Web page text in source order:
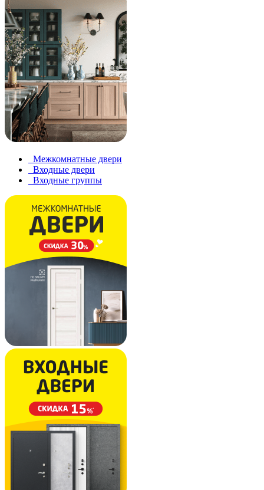
Межкомнатные двери
Входные двери
Входные группы